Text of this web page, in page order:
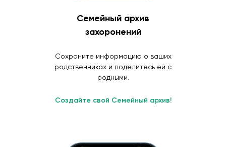
Семейный архив
захоронений
Сохраните информацию о ваших
родственниках и поделитесь ей с
родными.
Создайте свой Семейный архив!